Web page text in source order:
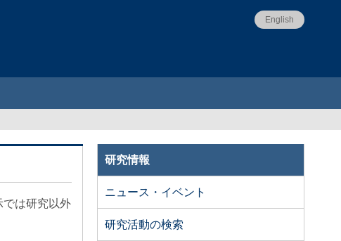
English
では研究以外
研究情報
ニュース・イベント
研究活動の検索